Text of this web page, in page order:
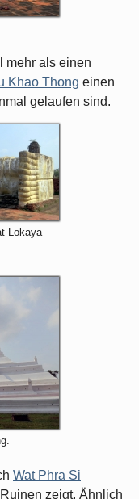
mehr als einen
Khao Thong einen
gelaufen sind.
Lokaya
Wat Phra Si
zeigt. Ähnlich